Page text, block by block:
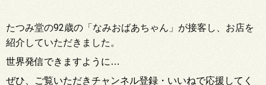
たつみ堂の92歳の「なみおばあちゃん」が接客し、お店を
紹介していただきました。
世界発信できますように…
ぜひ、ご覧いただきチャンネル登録・いいねで応援してく